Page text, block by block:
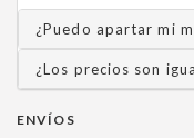
¿Puedo apartar mi
¿Los precios son
ENVÍOS